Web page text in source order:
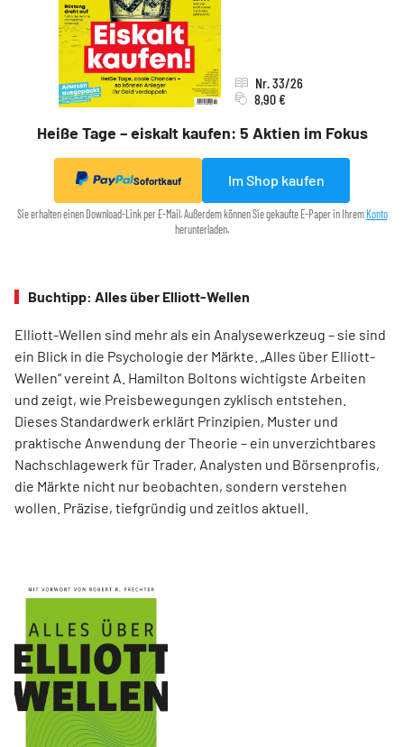
Heiße Tage – eiskalt kaufen: 5 Aktien im Fokus
Nr. 33/26
8,90 €
Sofortkauf Im Shop kaufen
Sie erhalten einen Download-Link per E-Mail. Außerdem können Sie gekaufte E-Paper in Ihrem Konto
herunterladen.
Buchtipp: Alles über Elliott-Wellen
Elliott-Wellen sind mehr als ein Analysewerkzeug – sie sind
ein Blick in die Psychologie der Märkte. „Alles über Elliott-
Wellen“ vereint A. Hamilton Boltons wichtigste Arbeiten
und zeigt, wie Preisbewegungen zyklisch entstehen.
Dieses Standardwerk erklärt Prinzipien, Muster und
praktische Anwendung der Theorie – ein unverzichtbares
Nachschlagewerk für Trader, Analysten und Börsenprofis,
die Märkte nicht nur beobachten, sondern verstehen
wollen. Präzise, tiefgründig und zeitlos aktuell.